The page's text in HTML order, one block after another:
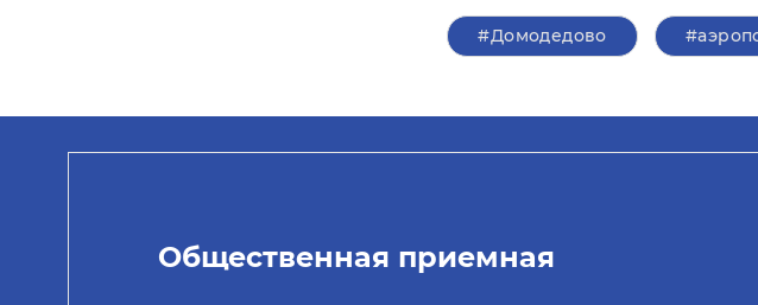
#Домодедово
Общественная приемная